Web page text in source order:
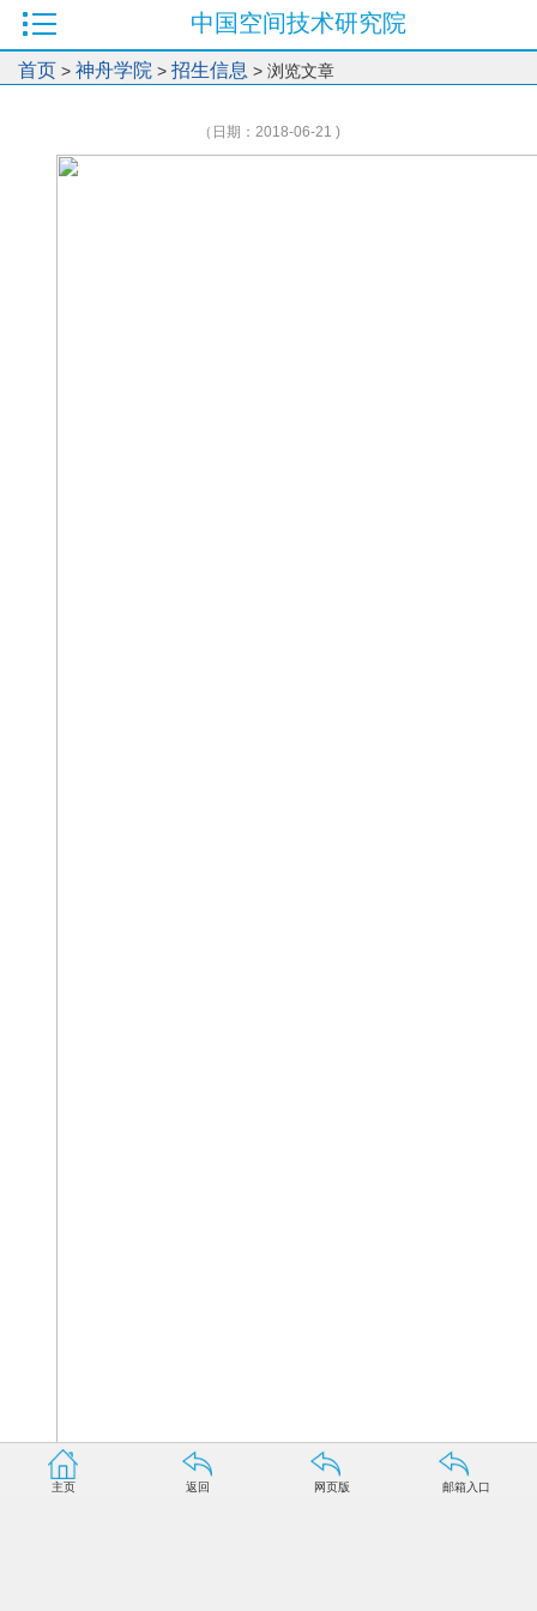
中国空间技术研究院
首页 > 神舟学院 > 招生信息 > 浏览文章
（日期：2018-06-21 )
主页 返回 网页版 邮箱入口